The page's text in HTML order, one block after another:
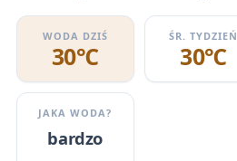
WODA DZIŚ
30℃
ŚR. TYDZIEŃ
30℃
JAKA WODA?
bardzo